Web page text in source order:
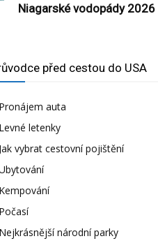
Niagarské vodopády 2026
před cestou do USA
auta
letenky
vybrat cestovní pojištění
národní parky